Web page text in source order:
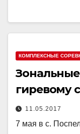
КОМПЛЕКСНЫЕ
гиревому
11.05.2017
7 мая в с.